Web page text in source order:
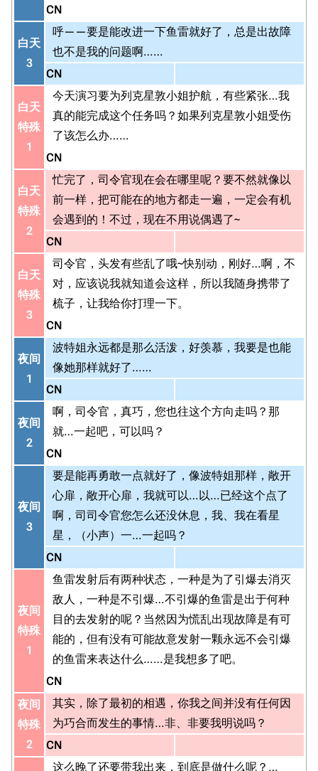
CN
白天
3
呼——要是能改进一下鱼雷就好了，总是出故障
也不是我的问题啊……
CN
白天
特殊
1
今天演习要为列克星敦小姐护航，有些紧张…我
真的能完成这个任务吗？如果列克星敦小姐受伤
了该怎么办……
CN
白天
特殊
2
忙完了，司令官现在会在哪里呢？要不然就像以
前一样，把可能在的地方都走一遍，一定会有机
会遇到的！不过，现在不用说偶遇了~
CN
白天
特殊
3
司令官，头发有些乱了哦~快别动，刚好…啊，不
对，应该说我就知道会这样，所以我随身携带了
梳子，让我给你打理一下。
CN
夜间
1
波特姐永远都是那么活泼，好羡慕，我要是也能
像她那样就好了……
CN
夜间
2
啊，司令官，真巧，您也往这个方向走吗？那
就…一起吧，可以吗？
CN
夜间
3
要是能再勇敢一点就好了，像波特姐那样，敞开
心扉，敞开心扉，我就可以…以…已经这个点了
啊，司司令官您怎么还没休息，我、我在看星
星，（小声）一…一起吗？
CN
夜间
特殊
1
鱼雷发射后有两种状态，一种是为了引爆去消灭
敌人，一种是不引爆…不引爆的鱼雷是出于何种
目的去发射的呢？当然因为慌乱出现故障是有可
能的，但有没有可能故意发射一颗永远不会引爆
的鱼雷来表达什么……是我想多了吧。
CN
夜间
特殊
2
其实，除了最初的相遇，你我之间并没有任何因
为巧合而发生的事情…非、非要我明说吗？
CN
这么晚了还要带我出来，到底是做什么呢？…